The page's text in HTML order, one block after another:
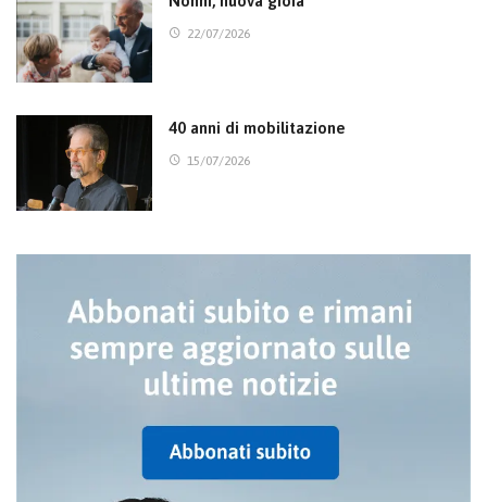
22/07/2026
40 anni di mobilitazione
15/07/2026